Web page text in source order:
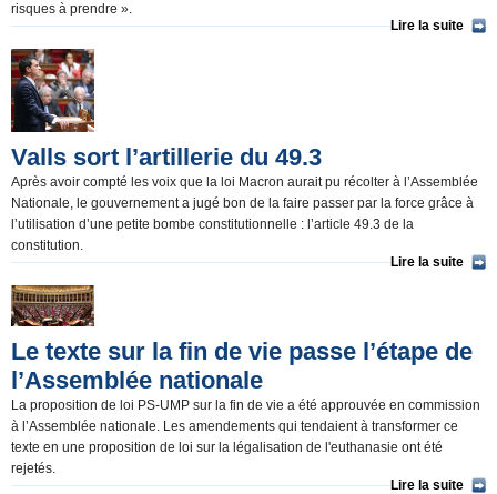
risques à prendre ».
Lire la suite
Valls sort l’artillerie du 49.3
Après avoir compté les voix que la loi Macron aurait pu récolter à l’Assemblée
Nationale, le gouvernement a jugé bon de la faire passer par la force grâce à
l’utilisation d’une petite bombe constitutionnelle : l’article 49.3 de la
constitution.
Lire la suite
Le texte sur la fin de vie passe l’étape de
l’Assemblée nationale
La proposition de loi PS-UMP sur la fin de vie a été approuvée en commission
à l’Assemblée nationale. Les amendements qui tendaient à transformer ce
texte en une proposition de loi sur la légalisation de l'euthanasie ont été
rejetés.
Lire la suite